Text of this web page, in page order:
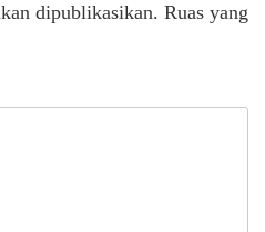
dipublikasikan. Ruas yang